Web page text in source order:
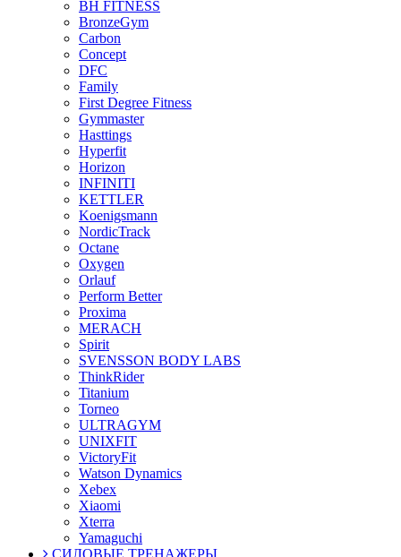
BH FITNESS
BronzeGym
Carbon
Concept
DFC
Family
First Degree Fitness
Gymmaster
Hasttings
Hyperfit
Horizon
INFINITI
KETTLER
Koenigsmann
NordicTrack
Octane
Oxygen
Orlauf
Perform Better
Proxima
MERACH
Spirit
SVENSSON BODY LABS
ThinkRider
Titanium
Torneo
ULTRAGYM
UNIXFIT
VictoryFit
Watson Dynamics
Xebex
Xiaomi
Xterra
Yamaguchi
СИЛОВЫЕ ТРЕНАЖЕРЫ